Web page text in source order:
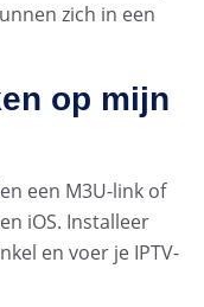
zich in een
op mijn
een M3U-link of
iOS. Installeer
en voer je IPTV-